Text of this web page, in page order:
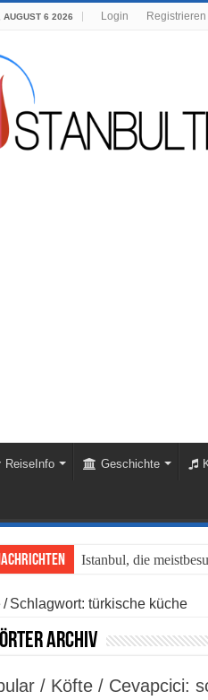
AUGUST 6 2026 Login Registrieren
ReiseInfo Geschichte
Istanbul, die
/ Schlagwort: türkische küche
Archiv
/ Köfte / Cevapcici: